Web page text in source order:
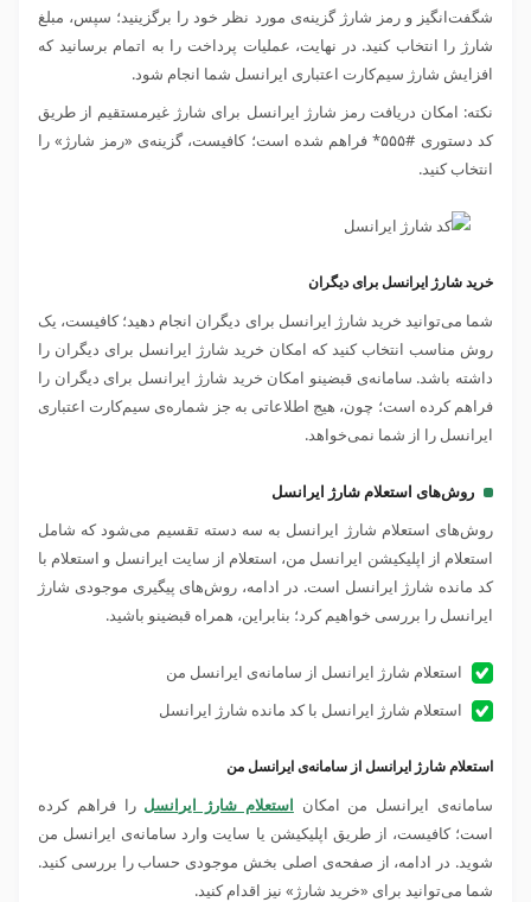
شگفت‌انگیز و رمز شارژ گزینه‌ی مورد نظر خود را برگزینید؛ سپس، مبلغ
شارژ را انتخاب کنید. در نهایت، عملیات پرداخت را به اتمام برسانید که
افزایش شارژ سیم‌کارت اعتباری ایرانسل شما انجام شود.
نکته: امکان دریافت رمز شارژ ایرانسل برای شارژ غیرمستقیم از طریق
کد دستوری #۵۵۵* فراهم شده است؛ کافیست، گزینه‌ی «رمز شارژ» را
انتخاب کنید.
خرید شارژ ایرانسل برای دیگران
شما می‌توانید خرید شارژ ایرانسل برای دیگران انجام دهید؛ کافیست، یک
روش مناسب انتخاب کنید که امکان خرید شارژ ایرانسل برای دیگران را
داشته باشد. سامانه‌ی قبضینو امکان خرید شارژ ایرانسل برای دیگران را
فراهم کرده است؛ چون، هیج اطلاعاتی به جز شماره‌ی سیم‌کارت اعتباری
ایرانسل را از شما نمی‌خواهد.
روش‌های استعلام شارژ ایرانسل
روش‌های استعلام شارژ ایرانسل به سه دسته تقسیم می‌شود که شامل
استعلام از اپلیکیشن ایرانسل من، استعلام از سایت ایرانسل و استعلام با
کد مانده شارژ ایرانسل است. در ادامه، روش‌های پیگیری موجودی شارژ
ایرانسل را بررسی خواهیم کرد؛ بنابراین، همراه قبضینو باشید.
استعلام شارژ ایرانسل از سامانه‌ی ایرانسل من
استعلام شارژ ایرانسل با کد مانده شارژ ایرانسل
استعلام شارژ ایرانسل از سامانه‌ی ایرانسل من
سامانه‌ی ایرانسل من امکان استعلام شارژ ایرانسل را فراهم کرده
است؛ کافیست، از طریق اپلیکیشن یا سایت وارد سامانه‌ی ایرانسل من
شوید. در ادامه، از صفحه‌ی اصلی بخش موجودی حساب را بررسی کنید.
شما می‌توانید برای «خرید شارژ» نیز اقدام کنید.